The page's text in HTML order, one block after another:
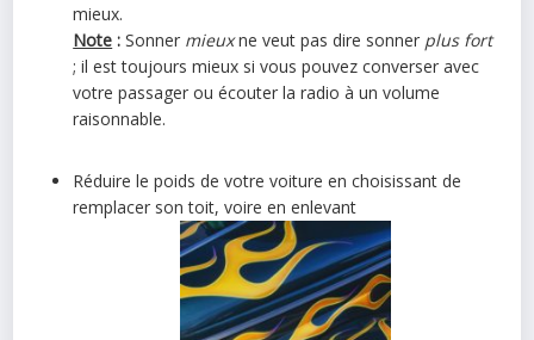
mieux.
Note : Sonner mieuxne veut pas dire sonner plus fort
; il est toujours mieux si vous pouvez converser avec
votre passager ou écouter la radio à un volume
raisonnable.
Réduire le poids de votre voiture en choisissant de
remplacer son toit, voire en enlevant